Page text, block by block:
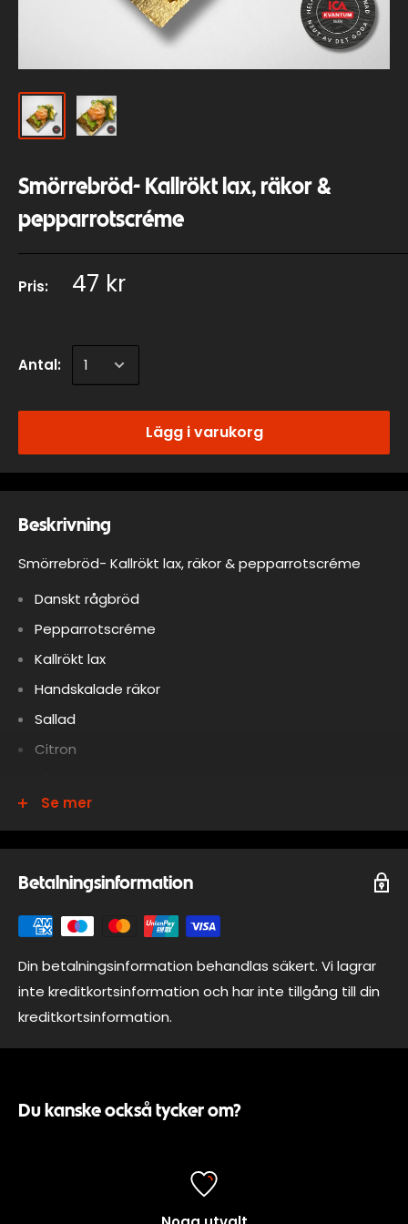
Smörrebröd- Kallrökt lax, räkor &
pepparrotscréme
Pris: 47 kr
Antal:
Lägg i varukorg
Beskrivning
Smörrebröd- Kallrökt lax, räkor & pepparrotscréme
Danskt rågbröd
Pepparrotscréme
Kallrökt lax
Handskalade räkor
Sallad
Citron
Allergener:
Se mer
Betalningsinformation
Din betalningsinformation behandlas säkert. Vi lagrar
inte kreditkortsinformation och har inte tillgång till din
kreditkortsinformation.
Du kanske också tycker om?